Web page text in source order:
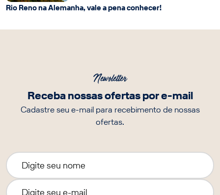
Rio Reno na Alemanha, vale a pena conhecer!
Newsletter
Receba nossas ofertas por e-mail
Cadastre seu e-mail para recebimento de nossas
ofertas.